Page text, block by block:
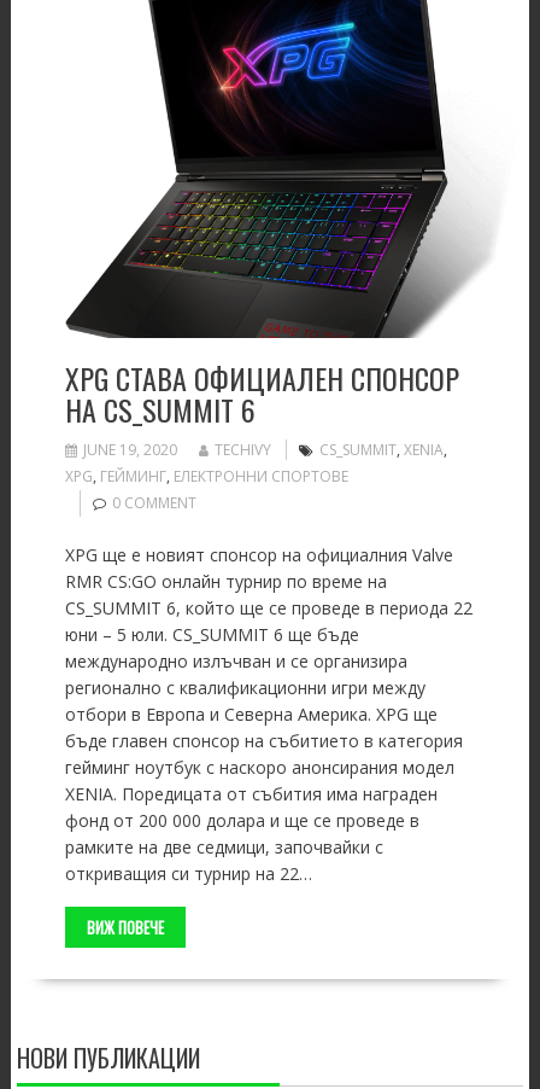
XPG СТАВА ОФИЦИАЛЕН СПОНСОР
НА CS_SUMMIT 6
JUNE 19, 2020 TECHIVY CS_SUMMIT, XENIA,
XPG, ГЕЙМИНГ, ЕЛЕКТРОННИ СПОРТОВЕ
0 COMMENT
XPG ще е новият спонсор на официалния Valve
RMR CS:GO онлайн турнир по време на
CS_SUMMIT 6, който ще се проведе в периода 22
юни – 5 юли. CS_SUMMIT 6 ще бъде
международно излъчван и се организира
регионално с квалификационни игри между
отбори в Европа и Северна Америка. XPG ще
бъде главен спонсор на събитието в категория
гейминг ноутбук с наскоро анонсирания модел
XENIA. Поредицата от събития има награден
фонд от 200 000 долара и ще се проведе в
рамките на две седмици, започвайки с
откриващия си турнир на 22…
ВИЖ ПОВЕЧЕ
НОВИ ПУБЛИКАЦИИ